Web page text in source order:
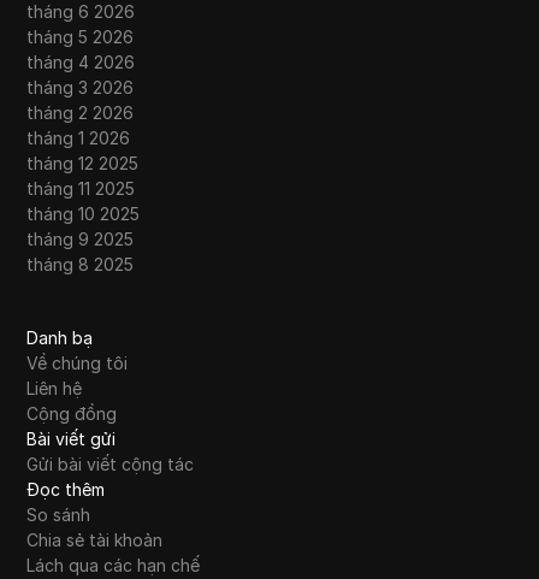
tháng 6 2026
tháng 5 2026
tháng 4 2026
tháng 3 2026
tháng 2 2026
tháng 1 2026
tháng 12 2025
tháng 11 2025
tháng 10 2025
tháng 9 2025
tháng 8 2025
Danh bạ
Về chúng tôi
Liên hệ
Cộng đồng
Bài viết gửi
Gửi bài viết cộng tác
Đọc thêm
So sánh
Chia sẻ tài khoản
Lách qua các hạn chế